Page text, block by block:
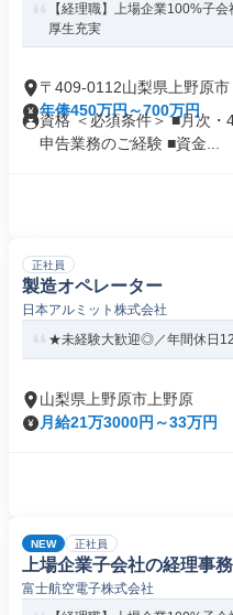
【経理職】上場企業100%子
厚生充実
〒409-0112山梨県上野原市
年俸450万円～700万円
資格 ＜必須条件＞ ■月次
申告業務のご経験 ■資金...
正社員
製造オペレーター
日本アルミット株式会社
★未経験大歓迎◎／年間休日
山梨県上野原市上野原
月給21万3000円～33万円
NEW 正社員
上場企業子会社の経理事
富士航空電子株式会社